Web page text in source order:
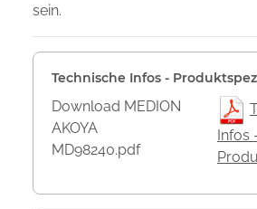
sein.
Technische Infos -
Download MEDION
AKOYA
MD98240.pdf
Infos